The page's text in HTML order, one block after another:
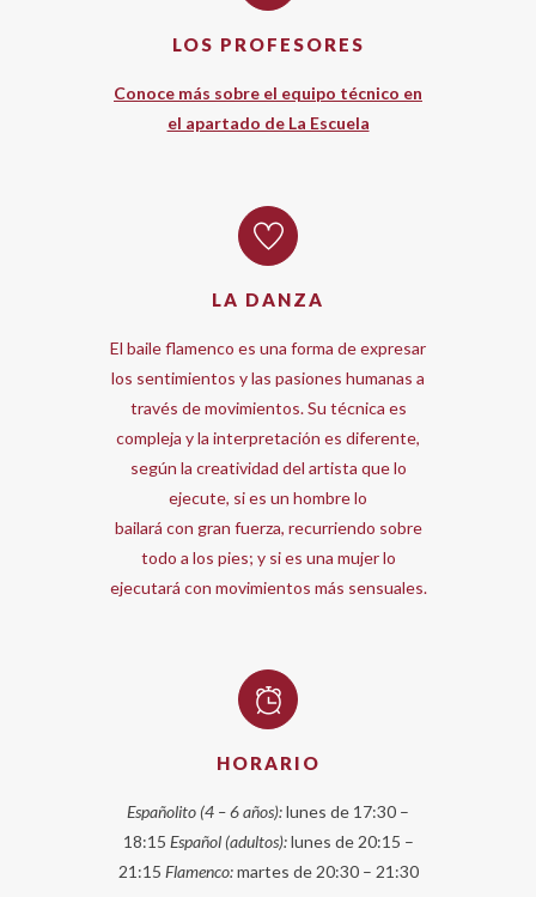
LOS PROFESORES
Conoce más sobre el equipo técnico en
el apartado de La Escuela
LA DANZA
El baile flamenco es una forma de expresar
los sentimientos y las pasiones humanas a
través de movimientos. Su técnica es
compleja y la interpretación es diferente,
según la creatividad del artista que lo
ejecute, si es un hombre lo
bailará con gran fuerza, recurriendo sobre
todo a los pies; y si es una mujer lo
ejecutará con movimientos más sensuales.
HORARIO
Españolito (4 – 6 años):lunes de 17:30 –
18:15 Español (adultos):lunes de 20:15 –
21:15 Flamenco:martes de 20:30 – 21:30